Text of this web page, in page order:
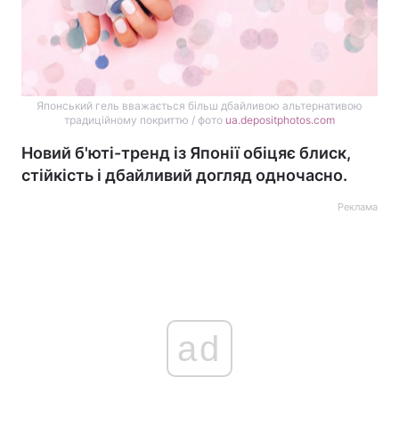
Японський гель вважається більш дбайливою альтернативою
традиційному покриттю / фото ua.depositphotos.com
Новий б'юті-тренд із Японії обіцяє блиск,
стійкість і дбайливий догляд одночасно.
Реклама
ad